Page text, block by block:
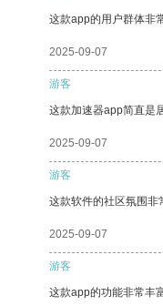
这款app的用户群体非
2025-09-07
游客
这款加速器app简直是
2025-09-07
游客
这款软件的社区氛围非
2025-09-07
游客
这款app的功能非常丰